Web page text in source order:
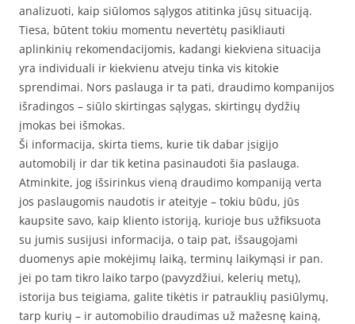
analizuoti, kaip siūlomos sąlygos atitinka jūsų situaciją.
Tiesa, būtent tokiu momentu nevertėtų pasikliauti
aplinkinių rekomendacijomis, kadangi kiekviena situacija
yra individuali ir kiekvienu atveju tinka vis kitokie
sprendimai. Nors paslauga ir ta pati, draudimo kompanijos
išradingos – siūlo skirtingas sąlygas, skirtingų dydžių
įmokas bei išmokas.
Ši informacija, skirta tiems, kurie tik dabar įsigijo
automobilį ir dar tik ketina pasinaudoti šia paslauga.
Atminkite, jog išsirinkus vieną draudimo kompaniją verta
jos paslaugomis naudotis ir ateityje – tokiu būdu, jūs
kaupsite savo, kaip kliento istoriją, kurioje bus užfiksuota
su jumis susijusi informacija, o taip pat, išsaugojami
duomenys apie mokėjimų laiką, terminų laikymąsi ir pan.
jei po tam tikro laiko tarpo (pavyzdžiui, kelerių metų),
istorija bus teigiama, galite tikėtis ir patrauklių pasiūlymų,
tarp kurių – ir automobilio draudimas už mažesnę kainą,